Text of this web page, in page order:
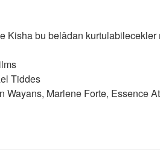
Kisha bu belâdan kurtulabilecekler
Tiddes
Wayans, Marlene Forte, Essence